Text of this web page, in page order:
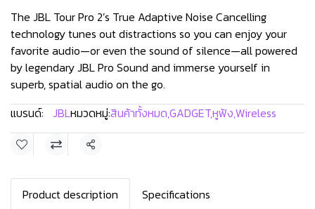
The JBL Tour Pro 2’s True Adaptive Noise Cancelling
technology tunes out distractions so you can enjoy your
favorite audio—or even the sound of silence—all powered
by legendary JBL Pro Sound and immerse yourself in
superb, spatial audio on the go.
แบรนด์: JBLหมวดหมู่:สินค้าทั้งหมด,GADGET,หูฟัง,Wireless
แชร์
Product description Specifications